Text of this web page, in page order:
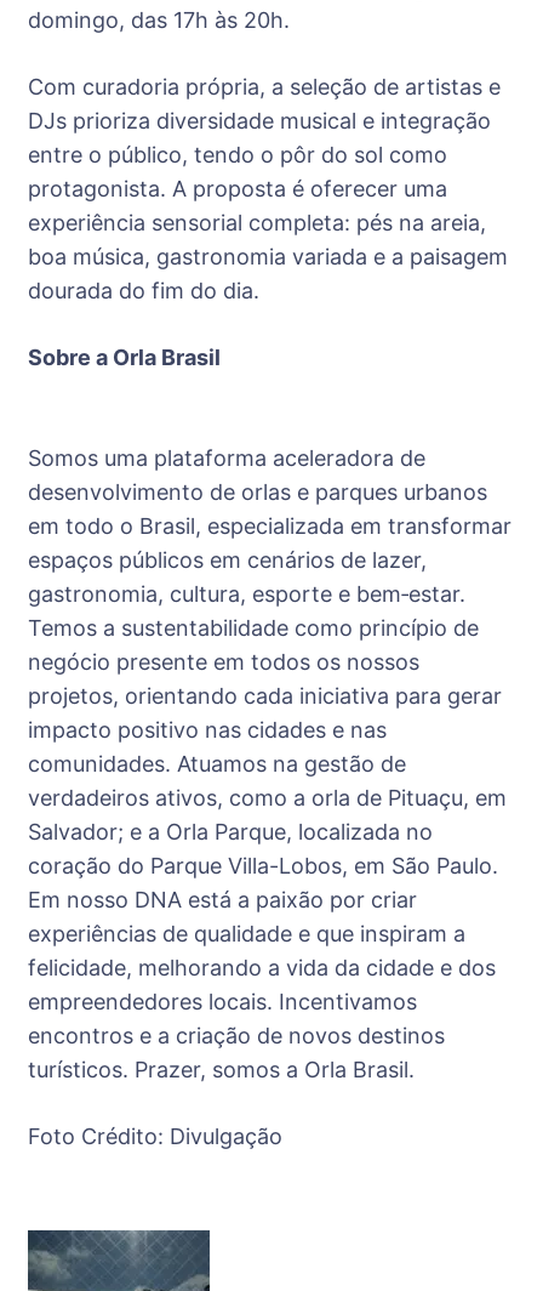
domingo, das 17h às 20h.
Com curadoria própria, a seleção de artistas e
DJs prioriza diversidade musical e integração
entre o público, tendo o pôr do sol como
protagonista. A proposta é oferecer uma
experiência sensorial completa: pés na areia,
boa música, gastronomia variada e a paisagem
dourada do fim do dia.
Sobre a Orla Brasil
Somos uma plataforma aceleradora de
desenvolvimento de orlas e parques urbanos
em todo o Brasil, especializada em transformar
espaços públicos em cenários de lazer,
gastronomia, cultura, esporte e bem‑estar.
Temos a sustentabilidade como princípio de
negócio presente em todos os nossos
projetos, orientando cada iniciativa para gerar
impacto positivo nas cidades e nas
comunidades. Atuamos na gestão de
verdadeiros ativos, como a orla de Pituaçu, em
Salvador; e a Orla Parque, localizada no
coração do Parque Villa-Lobos, em São Paulo.
Em nosso DNA está a paixão por criar
experiências de qualidade e que inspiram a
felicidade, melhorando a vida da cidade e dos
empreendedores locais. Incentivamos
encontros e a criação de novos destinos
turísticos. Prazer, somos a Orla Brasil.
Foto Crédito: Divulgação
Post
Navigation